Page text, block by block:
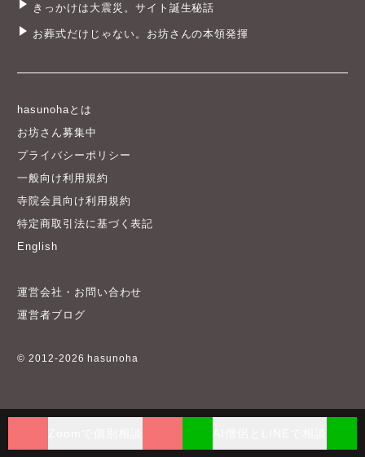
きっかけは大震災。サイト誕生秘話
お葬式だけじゃない。お坊さんの本領発揮
hasunohaとは
お坊さん募集中
プライバシーポリシー
一般向け利用規約
寺院会員向け利用規約
特定商取引法に基づく表記
English
運営会社・お問い合わせ
運営者ブログ
© 2012-2026 hasunoha